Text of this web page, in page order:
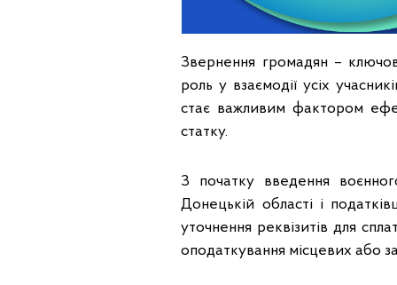
Звернення громадян –
роль у взаємодії усіх
стає важливим фактором
статку.
З початку введення
Донецькій області і
уточнення реквізитів для
оподаткування місцевих або